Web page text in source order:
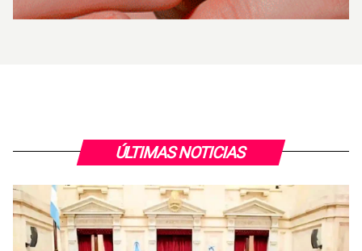
ÚLTIMAS NOTICIAS